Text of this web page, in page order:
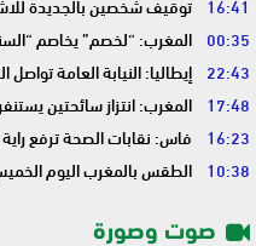
00:35 المغرب: “لخصم” يخاصم
22:43 إيطاليا: النيابة العامة
17:48 المغرب: انتزاز سائحتين
16:23 فاس: نقابات الصحة ترفع
10:38 الطقس بالمغرب اليوم
صوت وصورة